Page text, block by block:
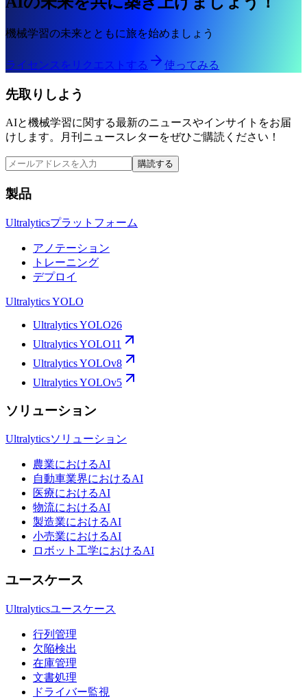
機械学習の未来とともに旅を始めましょう
ライセンスをリクエストする 使ってみる
先取りしよう
AIと機械学習に関する最新のニュースやインサイトをお届
けします。月刊ニュースレターをぜひご購読ください！
購読する
製品
Ultralyticsプラットフォーム
アノテーション
トレーニング
デプロイ
Ultralytics YOLO
Ultralytics YOLO26
Ultralytics YOLO11
Ultralytics YOLOv8
Ultralytics YOLOv5
ソリューション
Ultralyticsソリューション
農業におけるAI
自動車業界におけるAI
医療におけるAI
物流におけるAI
製造業におけるAI
小売業におけるAI
ロボット工学におけるAI
ユースケース
Ultralyticsユースケース
行列管理
欠陥検出
在庫管理
文書処理
ドライバー監視